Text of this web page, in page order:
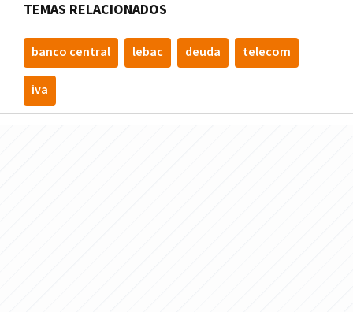
TEMAS RELACIONADOS
banco central lebac deuda telecom
iva